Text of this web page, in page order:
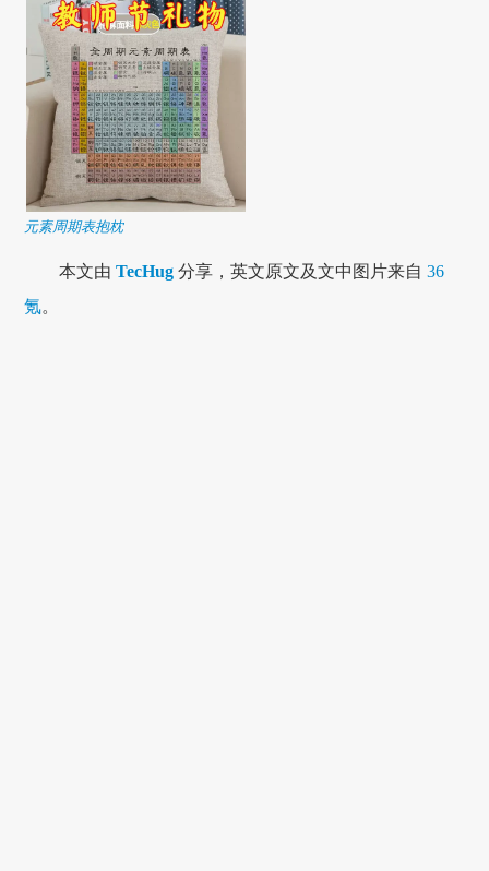
元素周期表抱枕
本文由TecHug 分享，英文原文及文中图片来自36
氪。